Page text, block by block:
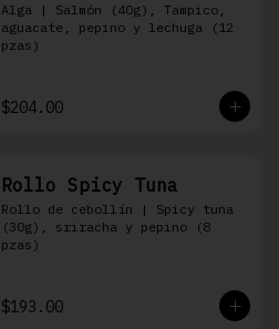
Alga | Salmón (40g), Tampico,
aguacate, pepino y lechuga (12
pzas)
$204.00
Rollo Spicy Tuna
Rollo de cebollín | Spicy tuna
(30g), sriracha y pepino (8
pzas)
$193.00